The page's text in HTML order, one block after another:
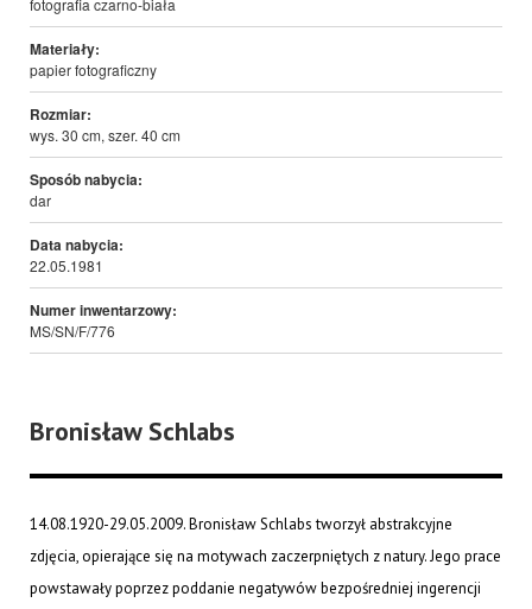
fotografia czarno-biała
Materiały:
papier fotograficzny
Rozmiar:
wys. 30 cm, szer. 40 cm
Sposób nabycia:
dar
Data nabycia:
22.05.1981
Numer inwentarzowy:
MS/SN/F/776
Bronisław Schlabs
14.08.1920-29.05.2009. Bronisław Schlabs tworzył abstrakcyjne
zdjęcia, opierające się na motywach zaczerpniętych z natury. Jego prace
powstawały poprzez poddanie negatywów bezpośredniej ingerencji